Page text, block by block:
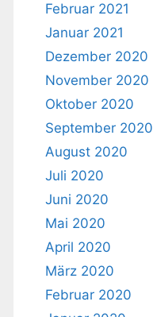
Februar 2021
Januar 2021
Dezember 2020
November 2020
Oktober 2020
September 2020
August 2020
Juli 2020
Juni 2020
Mai 2020
April 2020
März 2020
Februar 2020